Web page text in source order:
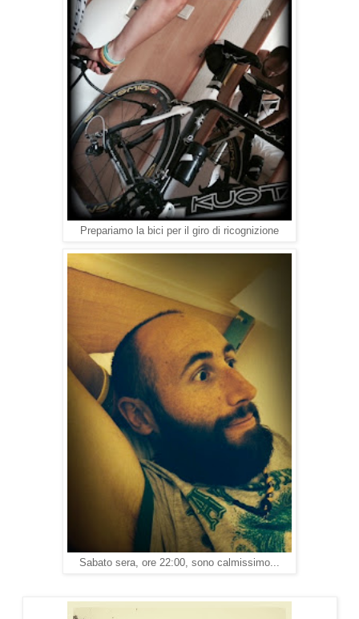
Prepariamo la bici per il giro di ricognizione
Sabato sera, ore 22:00, sono calmissimo...